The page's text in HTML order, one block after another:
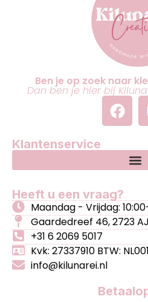
Ben je op zoek naar
Dan ben je hier bij
Klantenservice
Heeft u een vraag?
Maandag - Vrijdag:
Gaardedreef 46, 2723
+31 6 2069 5017
Kvk: 27337910 BTW:
info@kilunarei.nl